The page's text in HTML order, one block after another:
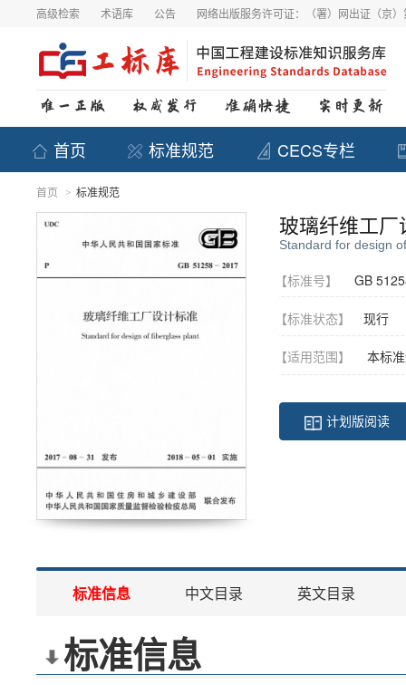
高级检索 术语库 公告 网络出版服务许可证：（署）网出证（京
首页 标准规范 CECS专栏
首页 > 标准规范
玻璃纤维工厂
Standard for design
【标准号】 GB
【标准状态】 现行
【适用范围】 本标
计划版阅读
标准信息 中文目录 英文目录
标准信息